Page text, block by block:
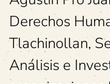
Derechos
Tlachinollan,
Análisis e